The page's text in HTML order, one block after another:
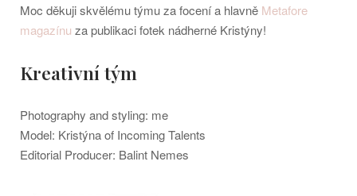
Moc děkuji skvělému týmu za focení a hlavně Metafore
magazínu za publikaci fotek nádherné Kristýny!
Kreativní tým
Photography and styling: me
Model: Kristýna of Incoming Talents
Editorial Producer: Balint Nemes